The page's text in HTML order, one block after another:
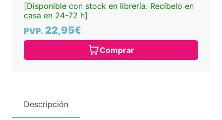
[Disponible con stock en librería. Recíbelo en
casa en 24-72 h]
PVP. 22,95€
Comprar
Descripción